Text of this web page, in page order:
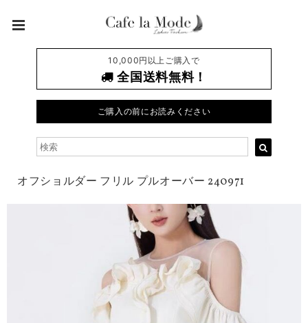
10,000円以上ご購入で
全国送料無料！
ご購入の前にお読みください
オフショルダー フリル プルオーバー 240971